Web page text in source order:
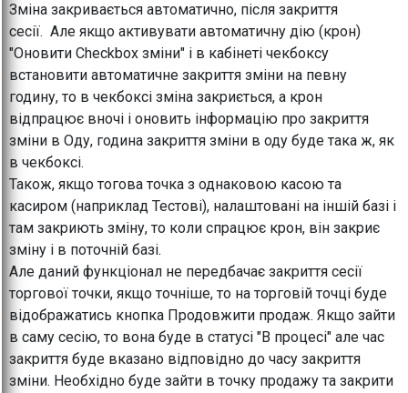
Зміна закривається автоматично, після закриття
сесії. Але якщо активувати автоматичну дію (крон)
"Оновити Checkbox зміни" і в кабінеті чекбоксу
встановити автоматичне закриття зміни на певну
годину, то в чекбоксі зміна закриється, а крон
відпрацює вночі і оновить інформацію про закриття
зміни в Оду, година закриття зміни в оду буде така ж, як
в чекбоксі.
Також, якщо тогова точка з однаковою касою та
касиром (наприклад Тестові), налаштовані на іншій базі і
там закриють зміну, то коли спрацює крон, він закриє
зміну і в поточній базі.
Але даний функціонал не передбачає закриття сесії
торгової точки, якщо точніше, то на торговій точці буде
відображатись кнопка Продовжити продаж. Якщо зайти
в саму сесію, то вона буде в статусі "В процесі" але час
закриття буде вказано відповідно до часу закриття
зміни. Необхідно буде зайти в точку продажу та закрити